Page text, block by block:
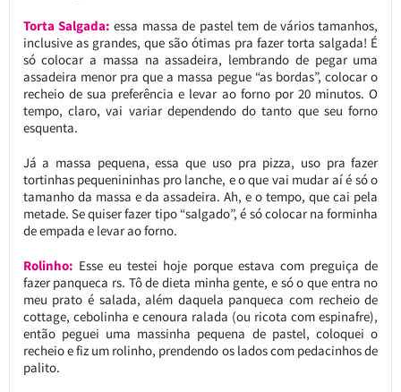
Torta Salgada:essa massa de pastel tem de vários tamanhos,
inclusive as grandes, que são ótimas pra fazer torta salgada! É
só colocar a massa na assadeira, lembrando de pegar uma
assadeira menor pra que a massa pegue “as bordas”, colocar o
recheio de sua preferência e levar ao forno por 20 minutos. O
tempo, claro, vai variar dependendo do tanto que seu forno
esquenta.
Já a massa pequena, essa que uso pra pizza, uso pra fazer
tortinhas pequenininhas pro lanche, e o que vai mudar aí é só o
tamanho da massa e da assadeira. Ah, e o tempo, que cai pela
metade. Se quiser fazer tipo “salgado”, é só colocar na forminha
de empada e levar ao forno.
Rolinho: Esse eu testei hoje porque estava com preguiça de
fazer panqueca rs. Tô de dieta minha gente, e só o que entra no
meu prato é salada, além daquela panqueca com recheio de
cottage, cebolinha e cenoura ralada (ou ricota com espinafre),
então peguei uma massinha pequena de pastel, coloquei o
recheio e fiz um rolinho, prendendo os lados com pedacinhos de
palito.